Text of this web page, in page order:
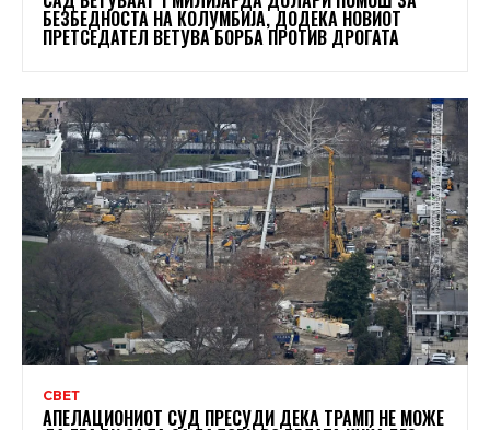
БЕЗБЕДНОСТА НА КОЛУМБИЈА, ДОДЕКА НОВИОТ
ПРЕТСЕДАТЕЛ ВЕТУВА БОРБА ПРОТИВ ДРОГАТА
СВЕТ
АПЕЛАЦИОНИОТ СУД ПРЕСУДИ ДЕКА ТРАМП НЕ МОЖЕ